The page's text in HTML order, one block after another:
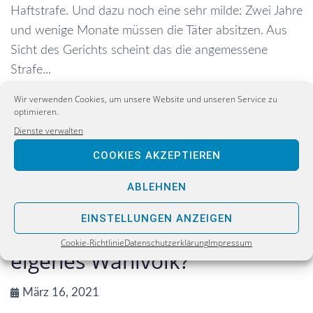
Wir verwenden Cookies, um unsere Website und unseren Service zu
optimieren.
Dienste verwalten
COOKIES AKZEPTIEREN
ABLEHNEN
EINSTELLUNGEN ANZEIGEN
Cookie-RichtlinieDatenschutzerklärungImpressum
Haftstrafe. Und dazu noch eine sehr milde: Zwei Jahre
und wenige Monate müssen die Täter absitzen. Aus
Sicht des Gerichts scheint das die angemessene
Strafe...
WEITERLESEN
Schafft sich die Regierung ihr
eigenes Wahlvolk?
März 16, 2021